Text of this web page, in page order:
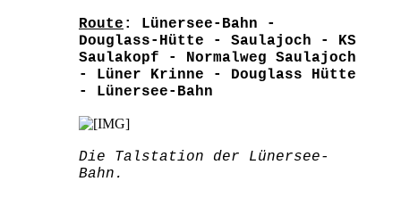
Route : Lünersee-Bahn -
Douglass-Hütte - Saulajoch - KS
Saulakopf - Normalweg Saulajoch
- Lüner Krinne - Douglass Hütte
- Lünersee-Bahn
Die Talstation der Lünersee-
Bahn.